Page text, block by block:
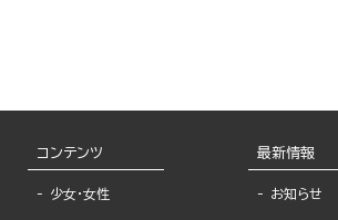
コンテンツ
少女・女性
最新情報
お知らせ